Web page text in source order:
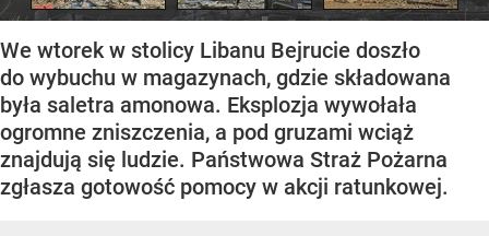
We wtorek w stolicy Libanu Bejrucie doszło
do wybuchu w magazynach, gdzie składowana
była saletra amonowa. Eksplozja wywołała
ogromne zniszczenia, a pod gruzami wciąż
znajdują się ludzie. Państwowa Straż Pożarna
zgłasza gotowość pomocy w akcji ratunkowej.